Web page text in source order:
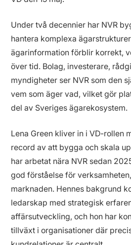
Under två decennier har NVR
hantera komplexa
ägarinformation förblir korrekt,
över tid. Bolag, investerare,
myndigheter ser NVR som den
vem som äger vad, vilket gör
del av Sveriges ägarekosystem.
Lena Green kliver in i VD-rollen
record av att bygga och skala
har arbetat nära NVR sedan
god förståelse för
marknaden. Hennes bakgrund
ledarskap med strategisk
affärsutveckling, och hon har
tillväxt i organisationer där